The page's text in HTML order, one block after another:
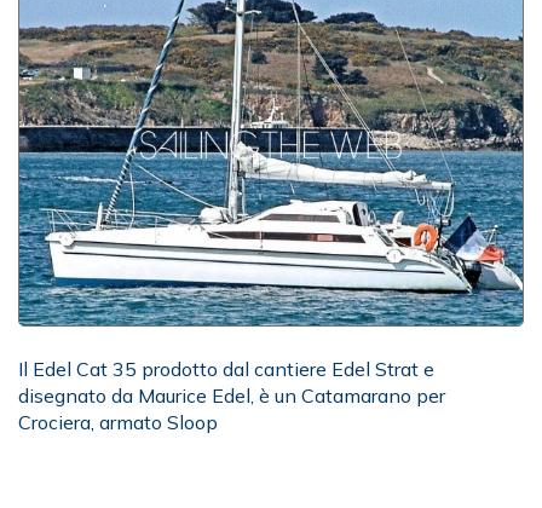
Il Edel Cat 35 prodotto dal cantiere Edel Strat e
disegnato da Maurice Edel, è un Catamarano per
Crociera, armato Sloop